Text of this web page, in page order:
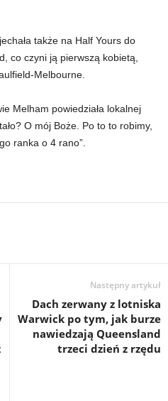
także na Half Yours do
co czyni ją pierwszą kobietą,
Melbourne.
Melham powiedziała lokalnej
O mój Boże. Po to to robimy,
ranka o 4 rano”.
Następny artykuł
Dach zerwany z lotniska
Warwick po tym, jak burze
nawiedzają Queensland
trzeci dzień z rzędu